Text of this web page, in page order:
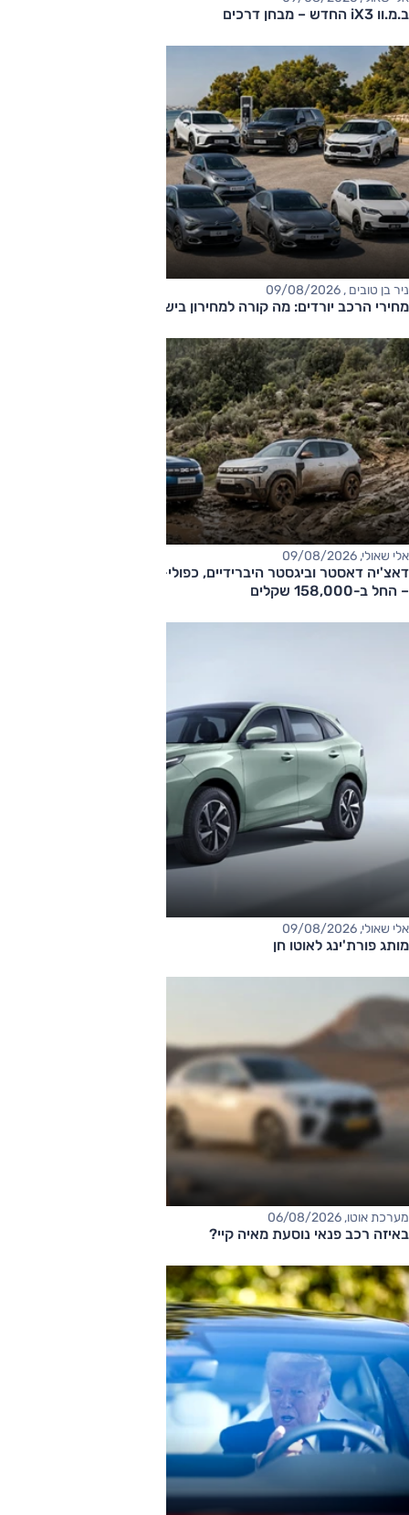
ב.מ.וו iX3 החדש – מבחן דרכים
ניר בן טובים , 09/08/2026
מחירי הרכב יורדים: מה קורה למחירון בישראל?
אלי שאולי, 09/08/2026
דאצ'יה דאסטר וביגסטר היברידיים, כפולי-הנעה עם תיבה אוטומטית
– החל ב-158,000 שקלים
אלי שאולי, 09/08/2026
מותג פורת'ינג לאוטו חן
מערכת אוטו, 06/08/2026
באיזה רכב פנאי נוסעת מאיה קיי?